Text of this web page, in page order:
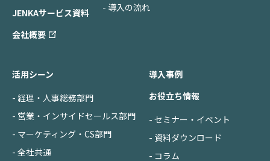
JENKAサービス資料
会社概要
- 導入の流れ
活用シーン
- 経理・人事総務部門
- 営業・インサイドセールス部門
- マーケティング・CS部門
- 全社共通
導入事例
お役立ち情報
- セミナー・イベント
- 資料ダウンロード
- コラム